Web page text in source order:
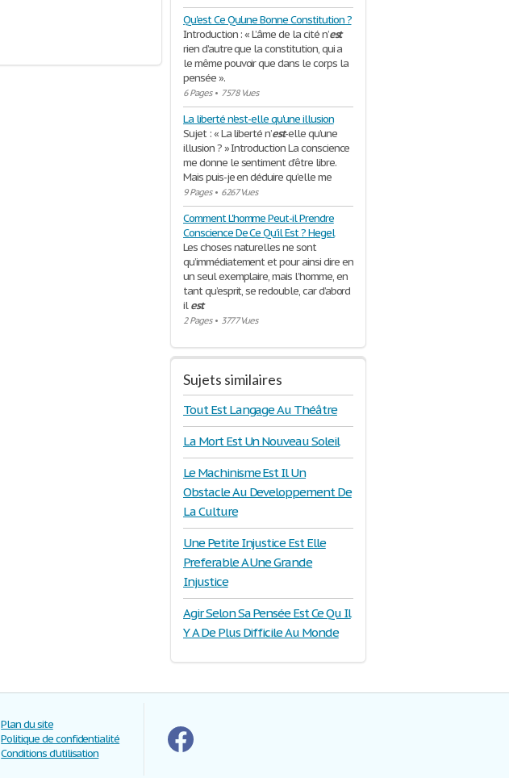
Qu'est Ce Qu'une Bonne Constitution ?
Introduction : « L’âme de la cité n’est
rien d’autre que la constitution, qui a
le même pouvoir que dans le corps la
pensée ».
6 Pages• 7578 Vues
La liberté n'est-elle qu'une illusion
Sujet : « La liberté n’est-elle qu’une
illusion ? » Introduction La conscience
me donne le sentiment d’être libre.
Mais puis-je en déduire qu’elle me
9 Pages• 6267 Vues
Comment L'homme Peut-il Prendre
Conscience De Ce Qu'il Est ? Hegel
Les choses naturelles ne sont
qu’immédiatement et pour ainsi dire en
un seul exemplaire, mais l’homme, en
tant qu’esprit, se redouble, car d’abord
ilest
2 Pages• 3777 Vues
Sujets similaires
Tout Est Langage Au Théâtre
La Mort Est Un Nouveau Soleil
Le Machinisme Est Il Un
Obstacle Au Developpement De
La Culture
Une Petite Injustice Est Elle
Preferable A Une Grande
Injustice
Agir Selon Sa Pensée Est Ce Qu Il
Y A De Plus Difficile Au Monde
Plan du site
Politique de confidentialité
Conditions d'utilisation